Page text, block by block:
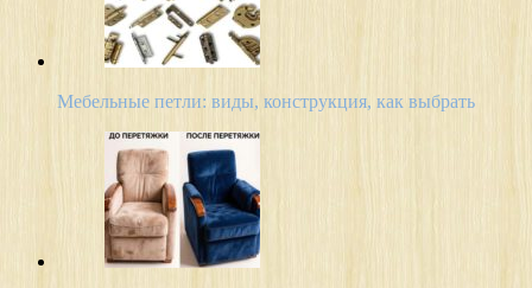
Мебельные петли: виды, конструкция, как выбрать